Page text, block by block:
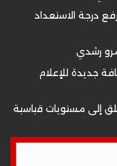
درجة الاستعداد
رشدي
جديدة للإعلام
إلى مستويات قياسية